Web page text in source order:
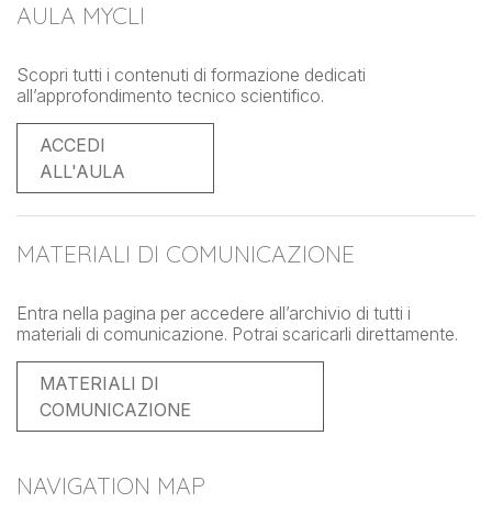
AULA MYCLI
Scopri tutti i contenuti di formazione dedicati
all’approfondimento tecnico scientifico.
ACCEDI
ALL'AULA
MATERIALI DI COMUNICAZIONE
Entra nella pagina per accedere all’archivio di tutti i
materiali di comunicazione. Potrai scaricarli direttamente.
MATERIALI DI
COMUNICAZIONE
NAVIGATION MAP